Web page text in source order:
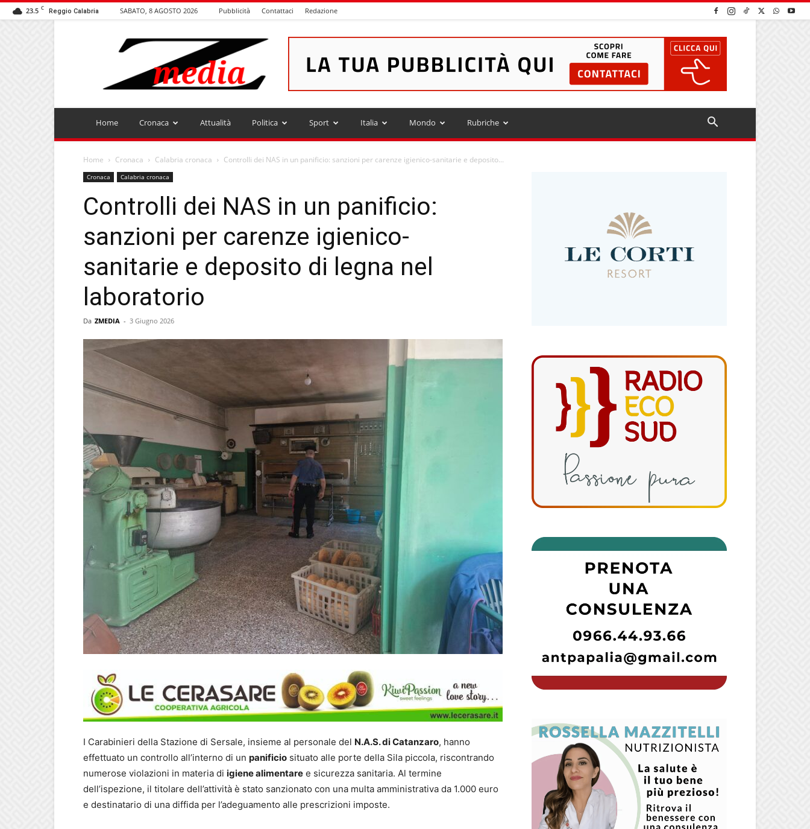
23.5 C Reggio Calabria SABATO, 8 AGOSTO 2026 Pubblicità Contattaci Redazione
ZMEDIA
Home Cronaca Attualità Politica Sport Italia Mondo Rubriche
Home Cronaca Calabria cronaca Controlli dei NAS in un panificio: sanzioni per carenze igienico-sanitarie e deposito...
Cronaca Calabria cronaca
Controlli dei NAS in un panificio:
sanzioni per carenze igienico-
sanitarie e deposito di legna nel
laboratorio
Da ZMEDIA - 3 Giugno 2026
I Carabinieri della Stazione di Sersale, insieme al personale del N.A.S. di Catanzaro, hanno
effettuato un controllo all’interno di un panificio situato alle porte della Sila piccola, riscontrando
numerose violazioni in materia di igiene alimentare e sicurezza sanitaria. Al termine
dell’ispezione, il titolare dell’attività è stato sanzionato con una multa amministrativa da 1.000 euro
e destinatario di una diffida per l’adeguamento alle prescrizioni imposte.